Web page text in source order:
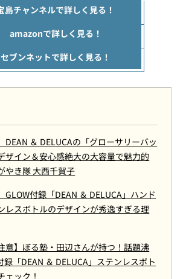
島チャンネルで詳しく見る！
amazonで詳しく見る！
セブンネットで詳しく見る！
DEAN ＆ DELUCAの「グローサリーバッ
ザイン＆安心感絶大の大容量で魅力的
やき隊 大西千賀子
GLOW付録「DEAN ＆ DELUCA」ハンド
レスボトルのデザインが秀逸すぎる理
意】ぼる塾・田辺さんが持つ！話題沸
録「DEAN ＆ DELUCA」ステンレスボト
ェック！